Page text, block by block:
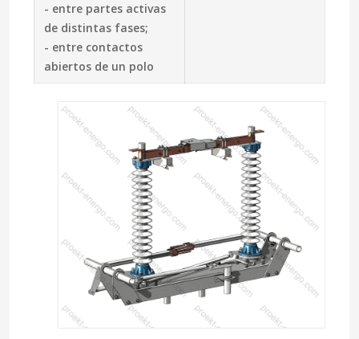
- entre partes activas
de distintas fases;
- entre contactos
abiertos de un polo